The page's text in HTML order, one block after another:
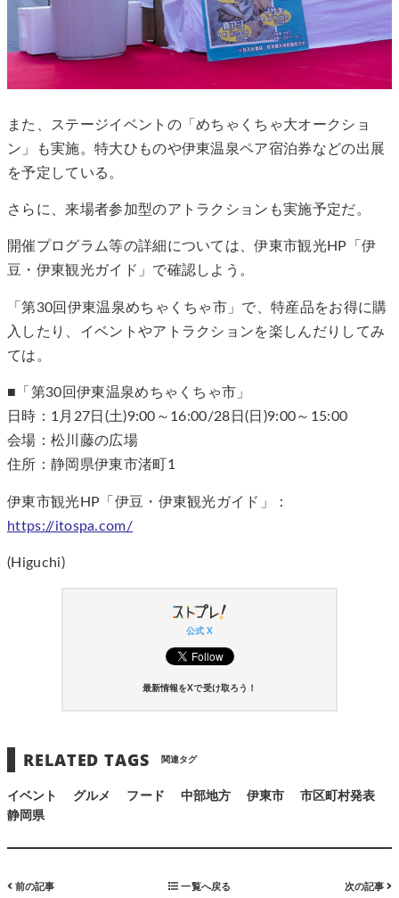
また、ステージイベントの「めちゃくちゃ大オークショ
ン」も実施。特大ひものや伊東温泉ペア宿泊券などの出展
を予定している。
さらに、来場者参加型のアトラクションも実施予定だ。
開催プログラム等の詳細については、伊東市観光HP「伊
豆・伊東観光ガイド」で確認しよう。
「第30回伊東温泉めちゃくちゃ市」で、特産品をお得に購
入したり、イベントやアトラクションを楽しんだりしてみ
ては。
■「第30回伊東温泉めちゃくちゃ市」
日時：1月27日(土)9:00～16:00/28日(日)9:00～15:00
会場：松川藤の広場
住所：静岡県伊東市渚町1
伊東市観光HP「伊豆・伊東観光ガイド」：
https://itospa.com/
(Higuchi)
公式 X
最新情報をXで受け取ろう！
RELATED TAGS 関連タグ
イベント グルメ フード 中部地方 伊東市
市区町村発表
静岡県
前の記事 一覧へ戻る 次の記事